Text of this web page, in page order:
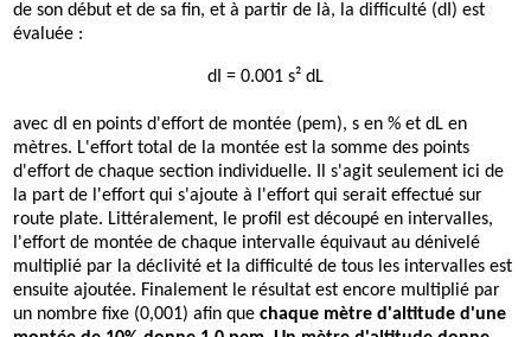
de son début et de sa fin, et à partir de là, la difficulté (dI) est
évaluée :
dI = 0.001 s² dL
avec dI en points d'effort de montée (pem), s en % et dL en
mètres. L'effort total de la montée est la somme des points
d'effort de chaque section individuelle. Il s'agit seulement ici de
la part de l'effort qui s'ajoute à l'effort qui serait effectué sur
route plate. Littéralement, le profil est découpé en intervalles,
l'effort de montée de chaque intervalle équivaut au dénivelé
multiplié par la déclivité et la difficulté de tous les intervalles est
ensuite ajoutée. Finalement le résultat est encore multiplié par
un nombre fixe (0,001) afin quechaque mètre d'altitude d'une